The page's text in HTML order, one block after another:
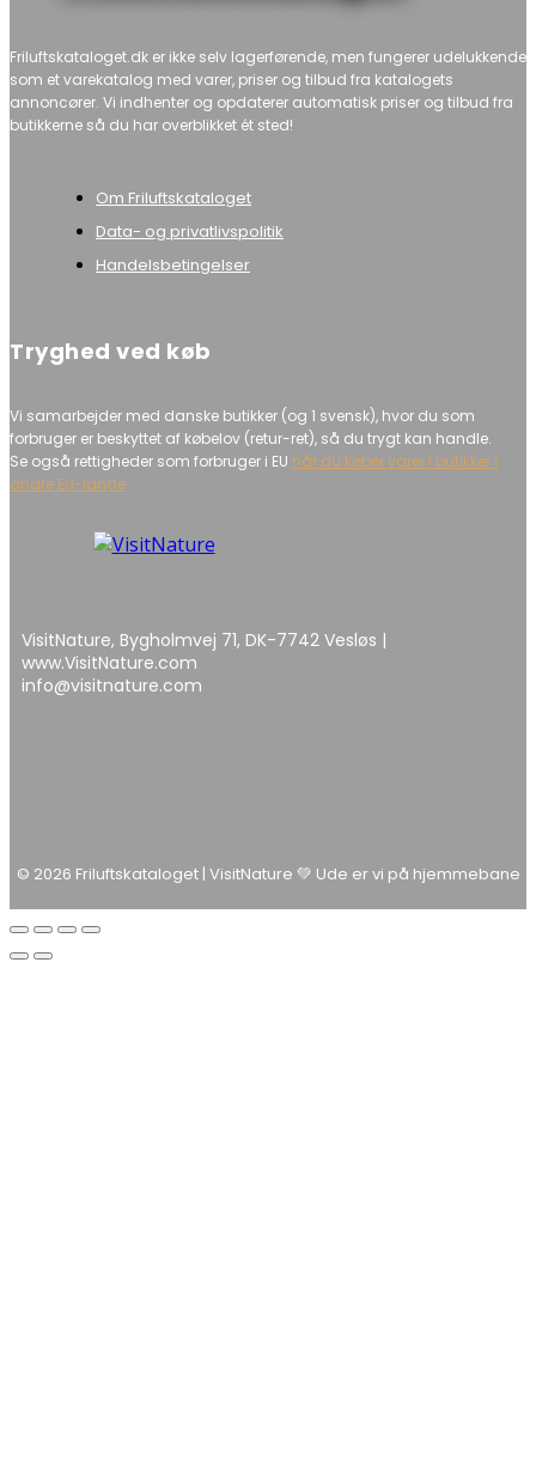
Friluftskataloget.dk er ikke selv lagerførende, men fungerer udelukkende
som et varekatalog med varer, priser og tilbud fra katalogets
annoncører. Vi indhenter og opdaterer automatisk priser og tilbud fra
butikkerne så du har overblikket ét sted!
Om Friluftskataloget
Data- og privatlivspolitik
Handelsbetingelser
Tryghed ved køb
Vi samarbejder med danske butikker (og 1 svensk), hvor du som
forbruger er beskyttet af købelov (retur-ret), så du trygt kan handle.
Se også rettigheder som forbruger i EU når du køber varer i butikker i
andre EU-lande
VisitNature, Bygholmvej 71, DK-7742 Vesløs |
www.VisitNature.com
info@visitnature.com
© 2026 Friluftskataloget | VisitNature 💚 Ude er vi på hjemmebane